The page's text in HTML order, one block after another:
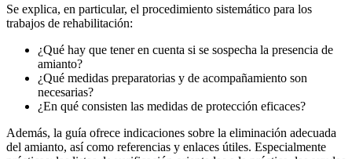
Se explica, en particular, el procedimiento sistemático para los
trabajos de rehabilitación:
¿Qué hay que tener en cuenta si se sospecha la presencia de
amianto?
¿Qué medidas preparatorias y de acompañamiento son
necesarias?
¿En qué consisten las medidas de protección eficaces?
Además, la guía ofrece indicaciones sobre la eliminación adecuada
del amianto, así como referencias y enlaces útiles. Especialmente